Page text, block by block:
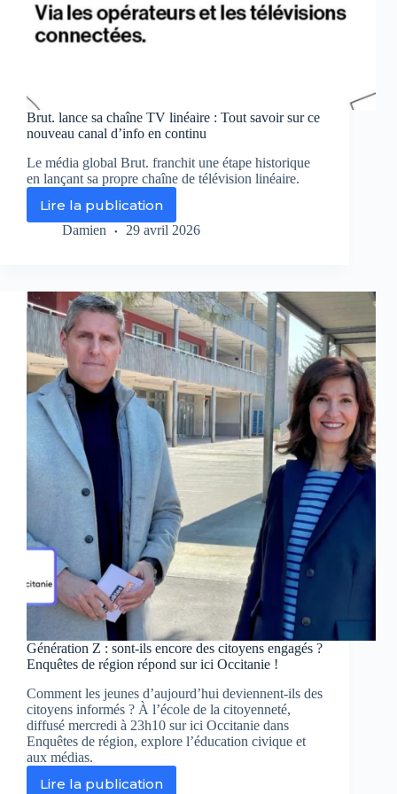
Brut. lance sa chaîne TV linéaire : Tout savoir sur ce
nouveau canal d’info en continu
Le média global Brut. franchit une étape historique
en lançant sa propre chaîne de télévision linéaire.
Lire la publication
Brut.
lance
linéaire
:
Tout
savoir
sur
ce
nouveau
canal
d’info
continu
Damien 29 avril 2026
Génération Z : sont-ils encore des citoyens engagés ?
Enquêtes de région répond sur ici Occitanie !
Comment les jeunes d’aujourd’hui deviennent-ils des
citoyens informés ? À l’école de la citoyenneté,
diffusé mercredi à 23h10 sur ici Occitanie dans
Enquêtes de région, explore l’éducation civique et
aux médias.
Lire la publication
Génération